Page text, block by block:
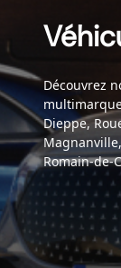
Découvrez
Dieppe,
Romain-de-